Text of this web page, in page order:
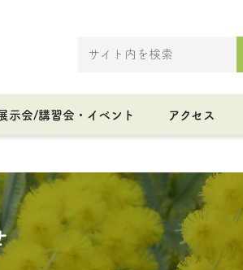
示会/講習会・イベント アクセス